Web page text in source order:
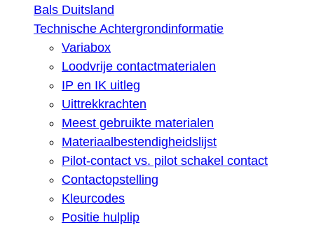
Bals Duitsland
Technische Achtergrondinformatie
Variabox
Loodvrije contactmaterialen
IP en IK uitleg
Uittrekkrachten
Meest gebruikte materialen
Materiaalbestendigheidslijst
Pilot-contact vs. pilot schakel contact
Contactopstelling
Kleurcodes
Positie hulplip